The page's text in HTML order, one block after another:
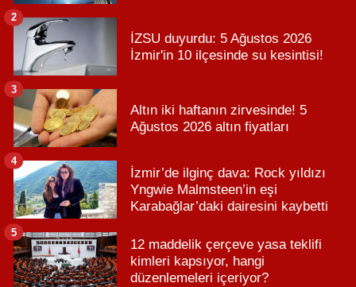
İZSU duyurdu: 5 Ağustos 2026
İzmir'in 10 ilçesinde su kesintisi!
2
Altın iki haftanın zirvesinde! 5
Ağustos 2026 altın fiyatları
3
İzmir’de ilginç dava: Rock yıldızı
Yngwie Malmsteen’in eşi
Karabağlar’daki dairesini kaybetti
4
12 maddelik çerçeve yasa teklifi
kimleri kapsıyor, hangi
düzenlemeleri içeriyor?
5